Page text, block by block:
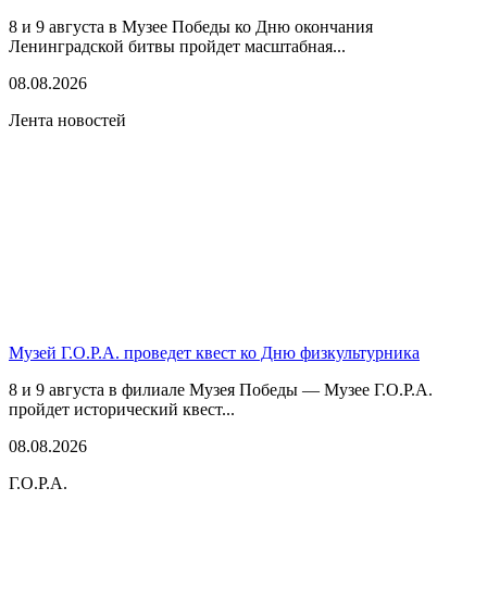
8 и 9 августа в Музее Победы ко Дню окончания
Ленинградской битвы пройдет масштабная...
08.08.2026
Лента новостей
Музей Г.О.Р.А. проведет квест ко Дню физкультурника
8 и 9 августа в филиале Музея Победы — Музее Г.О.Р.А.
пройдет исторический квест...
08.08.2026
Г.О.Р.А.